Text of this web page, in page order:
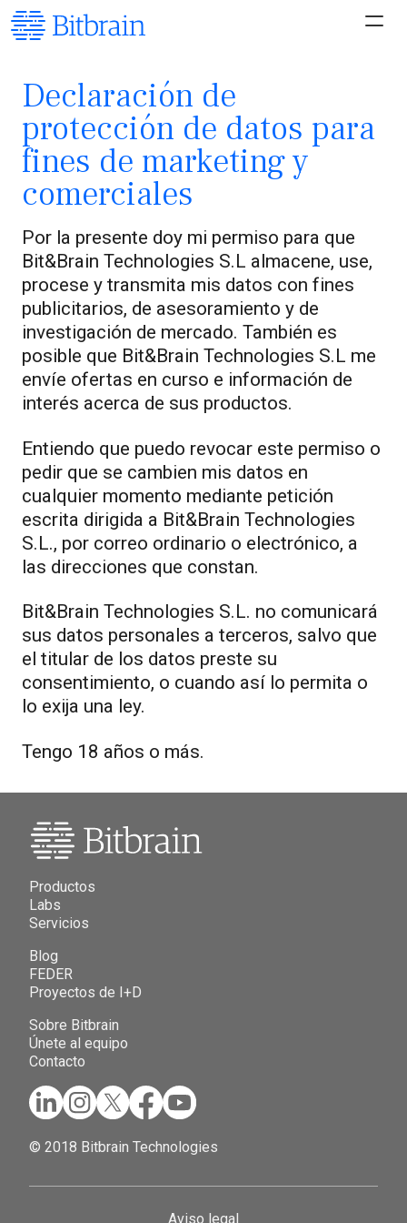
Declaración de
protección de datos para
fines de marketing y
comerciales
Por la presente doy mi permiso para que
Bit&Brain Technologies S.L almacene, use,
procese y transmita mis datos con fines
publicitarios, de asesoramiento y de
investigación de mercado. También es
posible que Bit&Brain Technologies S.L me
envíe ofertas en curso e información de
interés acerca de sus productos.
Entiendo que puedo revocar este permiso o
pedir que se cambien mis datos en
cualquier momento mediante petición
escrita dirigida a Bit&Brain Technologies
S.L., por correo ordinario o electrónico, a
las direcciones que constan.
Bit&Brain Technologies S.L. no comunicará
sus datos personales a terceros, salvo que
el titular de los datos preste su
consentimiento, o cuando así lo permita o
lo exija una ley.
Tengo 18 años o más.
Productos
Labs
Servicios
Blog
FEDER
Proyectos de I+D
Sobre Bitbrain
Únete al equipo
Contacto
© 2018 Bitbrain Technologies
Aviso legal